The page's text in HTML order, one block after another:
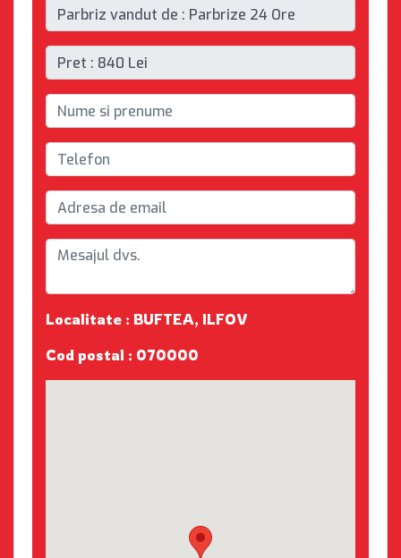
Localitate : BUFTEA, ILFOV
Cod postal : 070000